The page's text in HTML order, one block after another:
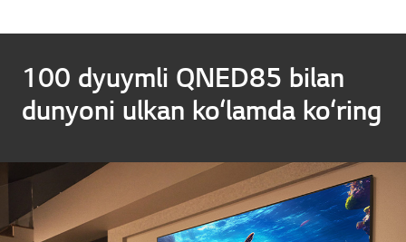
100 dyuymli QNED85 bilan
dunyoni ulkan ko‘lamda ko‘ring